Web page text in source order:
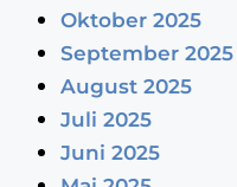
Oktober 2025
September 2025
August 2025
Juli 2025
Juni 2025